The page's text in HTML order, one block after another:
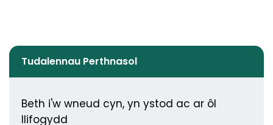
Tudalennau Perthnasol
Beth i'w wneud cyn, yn ystod ac ar ôl
llifogydd